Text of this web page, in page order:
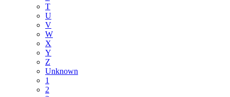
T
U
V
W
X
Y
Z
Unknown
1
2